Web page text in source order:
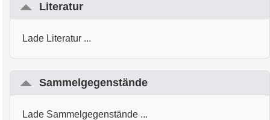
Literatur
Lade Literatur ...
Sammelgegenstände
Lade Sammelgegenstände ...